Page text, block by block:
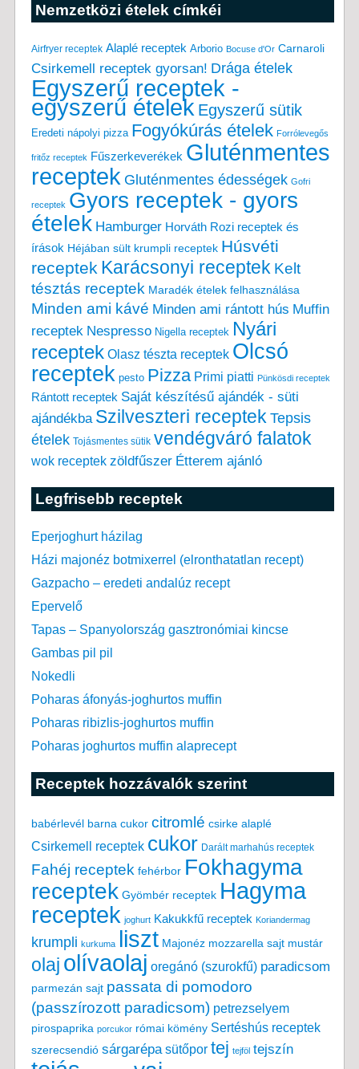
Nemzetközi ételek címkéi
Airfryer receptek Alaplé receptek Arborio Bocuse d'Or Carnaroli
Csirkemell receptek gyorsan! Drága ételek
Egyszerű receptek -
egyszerű ételek Egyszerű sütik
Eredeti nápolyi pizza Fogyókúrás ételek Forrólevegős
fritőz receptek Fűszerkeverékek Gluténmentes
receptek Gluténmentes édességek Gofri
receptek Gyors receptek - gyors
ételek Hamburger Horváth Rozi receptek és
írások Héjában sült krumpli receptek Húsvéti
receptek Karácsonyi receptek Kelt
tésztás receptek Maradék ételek felhasználása
Minden ami kávé Minden ami rántott hús Muffin
receptek Nespresso Nigella receptek Nyári
receptek Olasz tészta receptek Olcsó
receptek pesto Pizza Primi piatti Pünkösdi receptek
Rántott receptek Saját készítésű ajándék - süti
ajándékba Szilveszteri receptek Tepsis
ételek Tojásmentes sütik vendégváró falatok
wok receptek zöldfűszer Étterem ajánló
Legfrisebb receptek
Eperjoghurt házilag
Házi majonéz botmixerrel (elronthatatlan recept)
Gazpacho – eredeti andalúz recept
Epervelő
Tapas – Spanyolország gasztronómiai kincse
Gambas pil pil
Nokedli
Poharas áfonyás-joghurtos muffin
Poharas ribizlis-joghurtos muffin
Poharas joghurtos muffin alaprecept
Receptek hozzávalók szerint
babérlevél barna cukor citromlé csirke alaplé
Csirkemell receptek cukor Darált marhahús receptek
Fahéj receptek fehérbor Fokhagyma
receptek Gyömbér receptek Hagyma
receptek joghurt Kakukkfű receptek Koriandermag
krumpli kurkuma liszt Majonéz mozzarella sajt mustár
olaj olívaolaj oregánó (szurokfű) paradicsom
parmezán sajt passata di pomodoro
(passzírozott paradicsom) petrezselyem
pirospaprika porcukor római kömény Sertéshús receptek
szerecsendió sárgarépa sütőpor tej tejföl tejszín